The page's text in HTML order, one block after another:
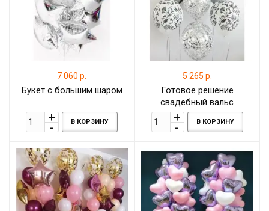
7 060 р.
Букет с большим шаром
В КОРЗИНУ
5 265 р.
Готовое решение
свадебный вальс
В КОРЗИНУ